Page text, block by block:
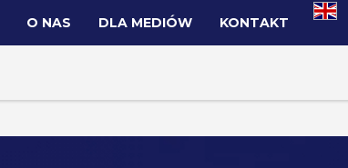
O NAS DLA MEDIÓW KONTAKT